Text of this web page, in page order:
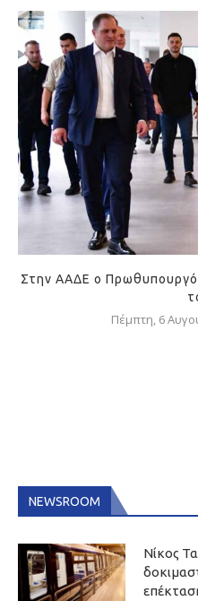
Στην ΑΑΔΕ ο
Πέμπτη, 6
NEWSROOM
Νίκος